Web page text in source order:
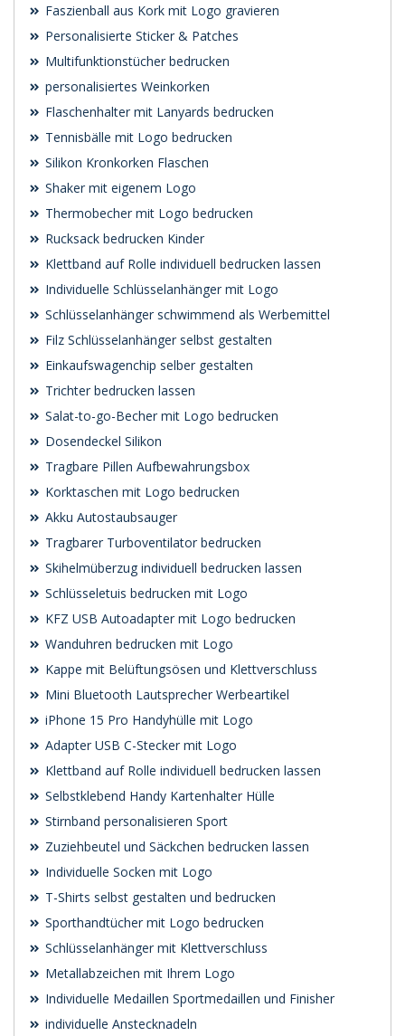
Faszienball aus Kork mit Logo gravieren
Personalisierte Sticker & Patches
Multifunktionstücher bedrucken
personalisiertes Weinkorken
Flaschenhalter mit Lanyards bedrucken
Tennisbälle mit Logo bedrucken
Silikon Kronkorken Flaschen
Shaker mit eigenem Logo
Thermobecher mit Logo bedrucken
Rucksack bedrucken Kinder
Klettband auf Rolle individuell bedrucken lassen
Individuelle Schlüsselanhänger mit Logo
Schlüsselanhänger schwimmend als Werbemittel
Filz Schlüsselanhänger selbst gestalten
Einkaufswagenchip selber gestalten
Trichter bedrucken lassen
Salat-to-go-Becher mit Logo bedrucken
Dosendeckel Silikon
Tragbare Pillen Aufbewahrungsbox
Korktaschen mit Logo bedrucken
Akku Autostaubsauger
Tragbarer Turboventilator bedrucken
Skihelmüberzug individuell bedrucken lassen
Schlüsseletuis bedrucken mit Logo
KFZ USB Autoadapter mit Logo bedrucken
Wanduhren bedrucken mit Logo
Kappe mit Belüftungsösen und Klettverschluss
Mini Bluetooth Lautsprecher Werbeartikel
iPhone 15 Pro Handyhülle mit Logo
Adapter USB C-Stecker mit Logo
Klettband auf Rolle individuell bedrucken lassen
Selbstklebend Handy Kartenhalter Hülle
Stirnband personalisieren Sport
Zuziehbeutel und Säckchen bedrucken lassen
Individuelle Socken mit Logo
T-Shirts selbst gestalten und bedrucken
Sporthandtücher mit Logo bedrucken
Schlüsselanhänger mit Klettverschluss
Metallabzeichen mit Ihrem Logo
Individuelle Medaillen Sportmedaillen und Finisher
individuelle Anstecknadeln